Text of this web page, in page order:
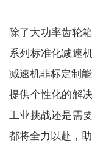
除了大功率齿轮箱
系列标准化减速
减速机非标定制
提供个性化的解
工业挑战还是需
都将全力以赴，